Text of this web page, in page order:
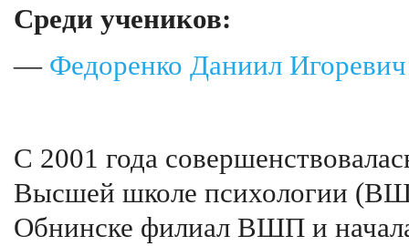
Среди учеников:
— Федоренко Даниил Игоревич
С 2001 года
Высшей школе психологии
Обнинске филиал ВШП и начала